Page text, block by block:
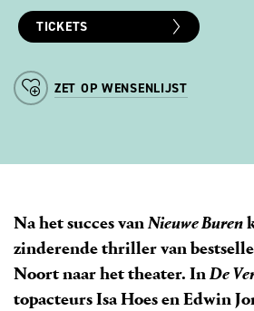
Na het succes vanNieuwe Buren
zinderende thriller van
Noort naar het theater. InDe
topacteurs Isa Hoes en Edwin
TICKETS
ZET OP WENSENLIJST